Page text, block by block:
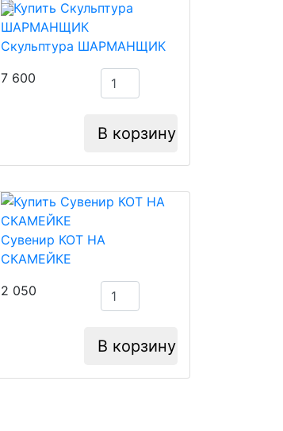
Скульптура ШАРМАНЩИК
7 600
В корзину
Сувенир КОТ НА
СКАМЕЙКЕ
2 050
В корзину